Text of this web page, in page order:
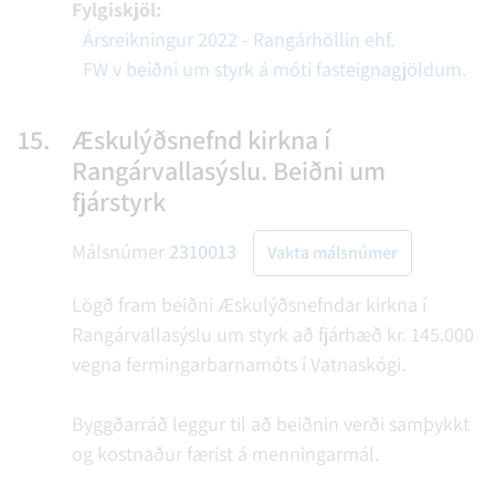
Fylgiskjöl:
Ársreikningur 2022 - Rangárhöllin ehf.
FW v beiðni um styrk á móti fasteignagjöldum.
15.
Æskulýðsnefnd kirkna í
Rangárvallasýslu. Beiðni um
fjárstyrk
Málsnúmer 2310013 Vakta málsnúmer
Lögð fram beiðni Æskulýðsnefndar kirkna í
Rangárvallasýslu um styrk að fjárhæð kr. 145.000
vegna fermingarbarnamóts í Vatnaskógi.
Byggðarráð leggur til að beiðnin verði samþykkt
og kostnaður færist á menningarmál.